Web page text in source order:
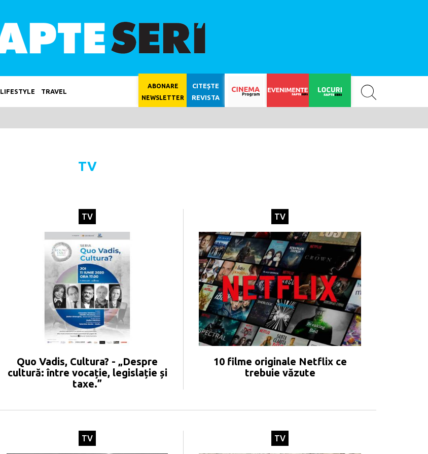
LIFESTYLE TRAVEL
ABONARE
NEWSLETTER
CITEȘTE
REVISTA
TV
TV
Quo Vadis, Cultura? - „Despre
cultură: între vocație, legislație și
taxe.”
TV
10 filme originale Netflix ce
trebuie văzute
TV TV